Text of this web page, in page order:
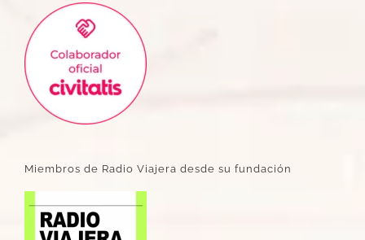
Miembros de Radio Viajera desde su fundación